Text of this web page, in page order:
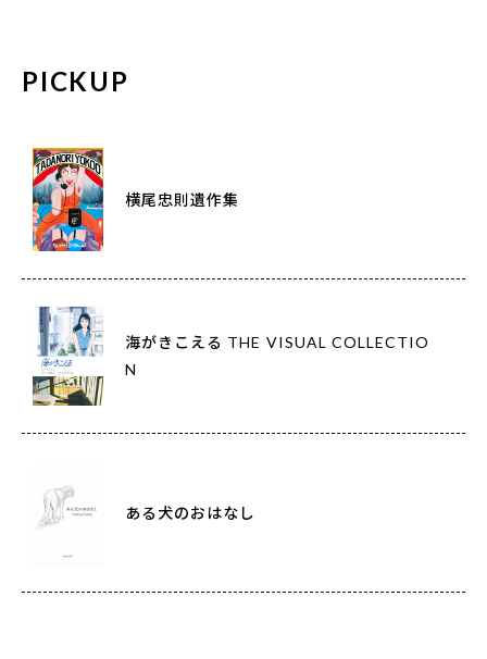
PICKUP
横尾忠則遺作集
海がきこえる THE VISUAL COLLECTIO
N
ある犬のおはなし